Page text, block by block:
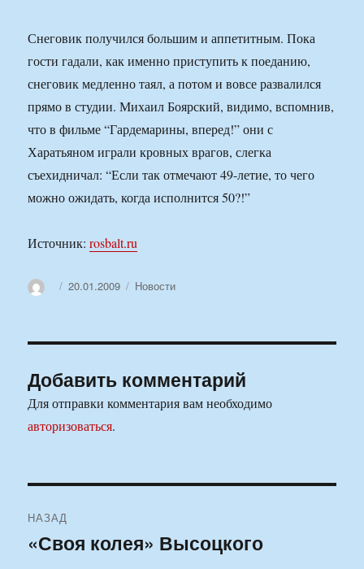
Снеговик получился большим и аппетитным. Пока
гости гадали, как именно приступить к поеданию,
снеговик медленно таял, а потом и вовсе развалился
прямо в студии. Михаил Боярский, видимо, вспомнив,
что в фильме “Гардемарины, вперед!” они с
Харатьяном играли кровных врагов, слегка
съехидничал: “Если так отмечают 49-летие, то чего
можно ожидать, когда исполнится 50?!”
Источник:rosbalt.ru
АвторОпубликовано
20.01.2009 Рубрики
Новости
Добавить комментарий
Для отправки комментария вам необходимо
авторизоваться.
по
НАЗАД
Предыдущая
«Своя колея» Высоцкого